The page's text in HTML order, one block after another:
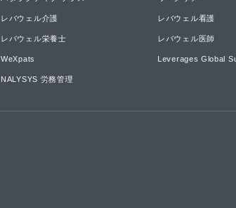
レバウェル介護 レバウェル看護
レバウェル栄養士 レバウェル医師
WeXpats Leverages Global
NALYSYS 労務管理